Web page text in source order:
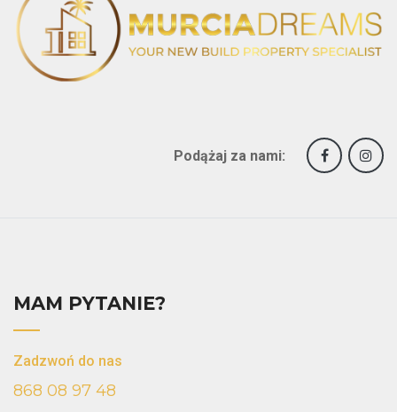
Podążaj za nami:
MAM PYTANIE?
Zadzwoń do nas
868 08 97 48